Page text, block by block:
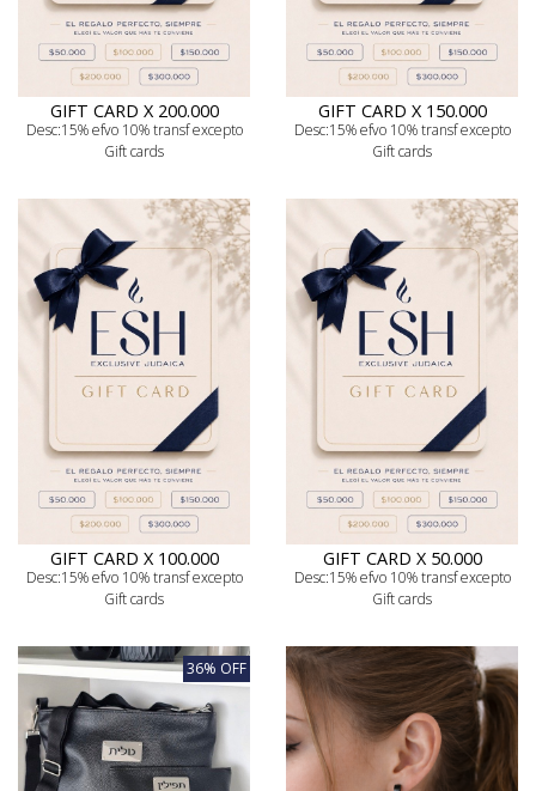
GIFT CARD X 200.000
Desc:15% efvo 10% transf excepto
Gift cards
GIFT CARD X 150.000
Desc:15% efvo 10% transf excepto
Gift cards
GIFT CARD X 100.000
Desc:15% efvo 10% transf excepto
Gift cards
GIFT CARD X 50.000
Desc:15% efvo 10% transf excepto
Gift cards
36% OFF